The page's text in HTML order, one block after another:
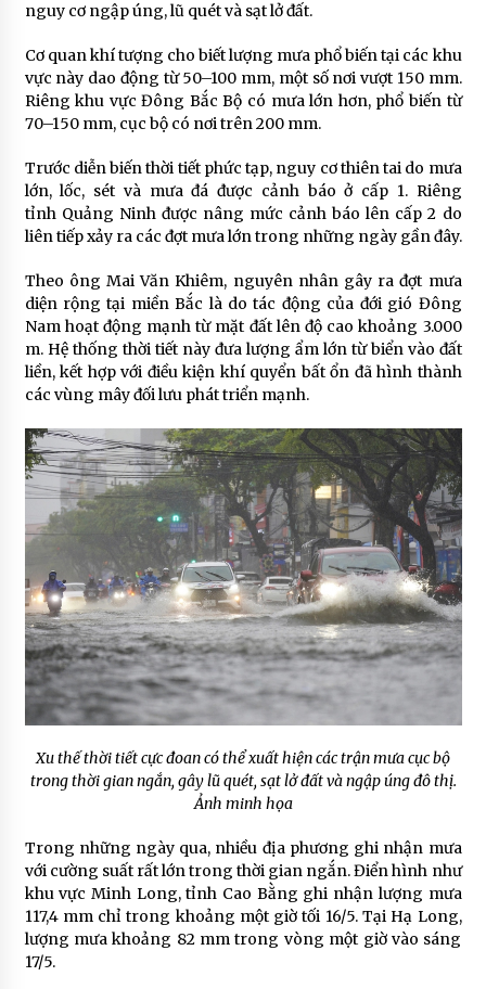
nguy cơ ngập úng, lũ quét và sạt lở đất.
Cơ quan khí tượng cho biết lượng mưa phổ biến tại các khu
vực này dao động từ 50–100 mm, một số nơi vượt 150 mm.
Riêng khu vực Đông Bắc Bộ có mưa lớn hơn, phổ biến từ
70–150 mm, cục bộ có nơi trên 200 mm.
Trước diễn biến thời tiết phức tạp, nguy cơ thiên tai do mưa
lớn, lốc, sét và mưa đá được cảnh báo ở cấp 1. Riêng
tỉnh Quảng Ninhđược nâng mức cảnh báo lên cấp 2 do
liên tiếp xảy ra các đợt mưa lớn trong những ngày gần đây.
Theo ông Mai Văn Khiêm, nguyên nhân gây ra đợt mưa
diện rộng tại miền Bắc là do tác động của đới gió Đông
Nam hoạt động mạnh từ mặt đất lên độ cao khoảng 3.000
m. Hệ thống thời tiết này đưa lượng ẩm lớn từ biển vào đất
liền, kết hợp với điều kiện khí quyển bất ổn đã hình thành
các vùng mây đối lưu phát triển mạnh.
Xu thế thời tiết cực đoan có thể xuất hiện các trận mưa cục bộ
trong thời gian ngắn, gây lũ quét, sạt lở đất và ngập úng đô thị.
Ảnh minh họa
Trong những ngày qua, nhiều địa phương ghi nhận mưa
với cường suất rất lớn trong thời gian ngắn. Điển hình như
khu vực Minh Long, tỉnh Cao Bằng ghi nhận lượng mưa
117,4 mm chỉ trong khoảng một giờ tối 16/5. Tại Hạ Long,
lượng mưa khoảng 82 mm trong vòng một giờ vào sáng
17/5.